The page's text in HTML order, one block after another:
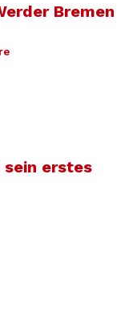
Bremen
sein erstes